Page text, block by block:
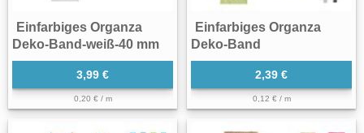
Einfarbiges Organza
Deko-Band-weiß-40 mm
3,99 €
0,20 € / m
Einfarbiges Organza
Deko-Band
2,39 €
0,12 € / m